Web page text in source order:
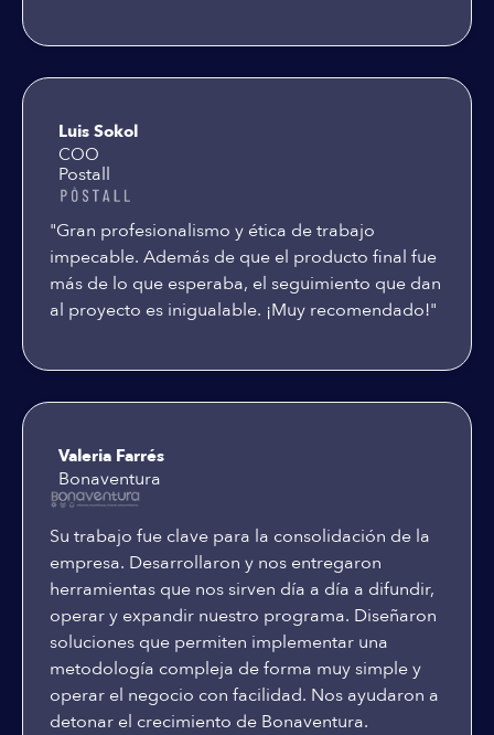
Luis Sokol
COO
Postall
"Gran profesionalismo y ética de trabajo
impecable. Además de que el producto final fue
más de lo que esperaba, el seguimiento que dan
al proyecto es inigualable. ¡Muy recomendado!"
Valeria Farrés
Bonaventura
Su trabajo fue clave para la consolidación de la
empresa. Desarrollaron y nos entregaron
herramientas que nos sirven día a día a difundir,
operar y expandir nuestro programa. Diseñaron
soluciones que permiten implementar una
metodología compleja de forma muy simple y
operar el negocio con facilidad. Nos ayudaron a
detonar el crecimiento de Bonaventura.